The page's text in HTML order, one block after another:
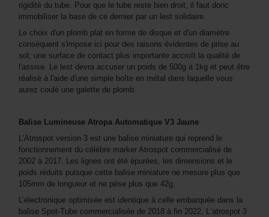
rigidité du tube. Pour que le tube reste bien droit, il faut donc
immobiliser la base de ce dernier par un lest solidaire.
Le choix d'un plomb plat en forme de disque et d'un diamètre
conséquent s'impose ici pour des raisons évidentes de prise au
sol; une surface de contact plus importante accroît la qualité de
l'assise. Le lest devra accuser un poids de 500g à 1kg et peut être
réalisé à l'aide d'une simple boîte en métal dans laquelle vous
aurez coulé une galette de plomb.
Balise Lumineuse Atropa Automatique V3 Jaune
L’Atrospot version 3 est une balise miniature qui reprend le
fonctionnement du célèbre marker Atrospot commercialisé de
2002 à 2017. Les lignes ont été épurées, les dimensions et le
poids réduits puisque cette balise miniature ne mesure plus que
105mm de longueur et ne pèse plus que 42g.
L’électronique optimisée est identique à celle embarquée dans la
balise Spot-Tube commercialisée de 2018 à fin 2022. L‘atrospot 3